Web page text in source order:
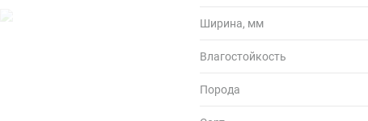
Ширина, мм
Влагостойкость
Порода